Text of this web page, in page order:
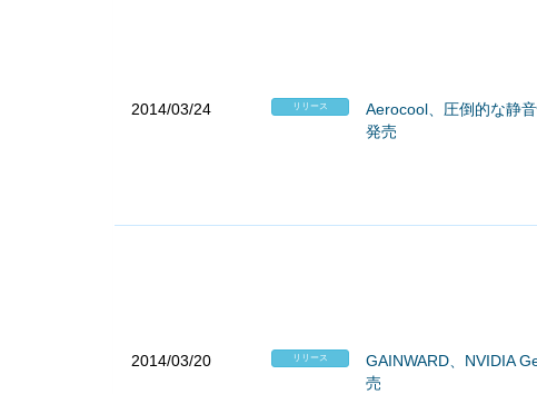
2014/03/24 リリース
Aerocool、圧倒的な静
発売
2014/03/20 リリース
GAINWARD、NVIDIA
売